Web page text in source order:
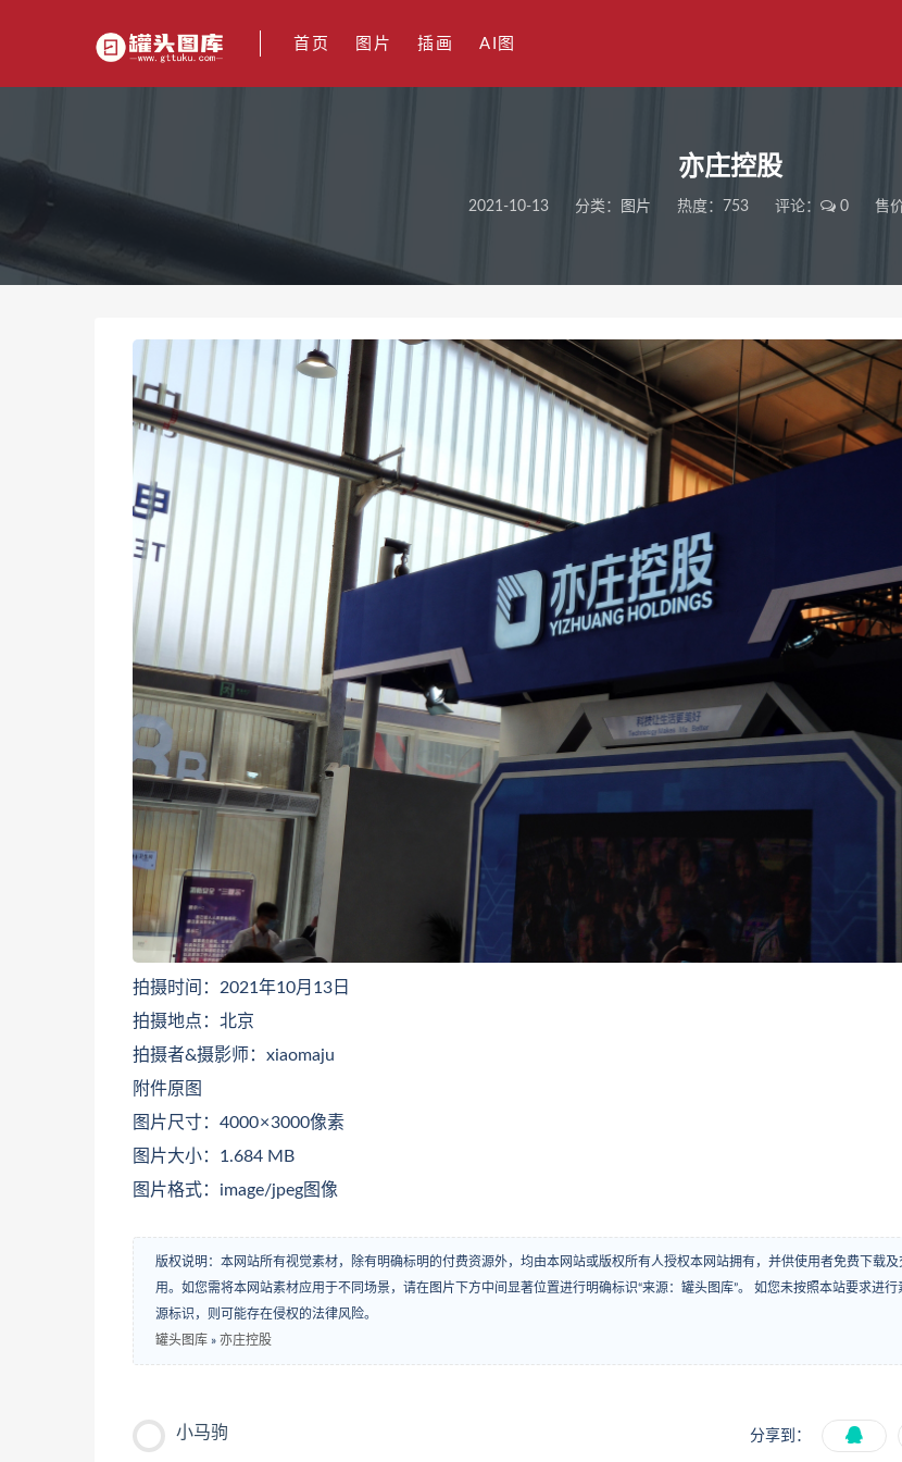
首页 图片 插画 AI图
亦庄控股
2021-10-13 分类： 图片 热度：753 评论： 0 售
拍摄时间：2021年10月13日
拍摄地点：北京
拍摄者&摄影师：xiaomaju
附件原图
图片尺寸：4000 × 3000像素
图片大小：1.684 MB
图片格式：image/jpeg图像
版权说明：本网站所有视觉素材，除有明确标明的付费资源外，均由本网站或版权所有人授权本网站拥有，并供使用者免费下载及
用。如您需将本网站素材应用于不同场景，请在图片下方中间显著位置进行明确标识“来源：罐头图库”。 如您未按照本站要求进行
源标识，则可能存在侵权的法律风险。
罐头图库 » 亦庄控股
小马驹 分享到：